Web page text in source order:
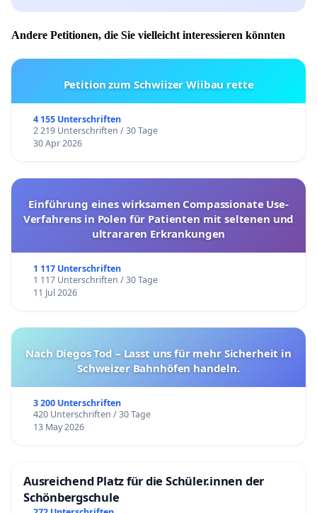
Andere Petitionen, die Sie vielleicht interessieren könnten
Petition zum Schwiizer Wiibau rette
4 155 Unterschriften
2 219 Unterschriften / 30 Tage
30 Apr 2026
Einführung eines wirksamen Compassionate Use-
Verfahrens in Polen für Patienten mit seltenen und
ultrararen Erkrankungen
1 117 Unterschriften
1 117 Unterschriften / 30 Tage
11 Jul 2026
Nach Diegos Tod – Lasst uns für mehr Sicherheit in
Schweizer Bahnhöfen handeln.
3 200 Unterschriften
420 Unterschriften / 30 Tage
13 May 2026
Ausreichend Platz für die Schüler.innen der
Schönbergschule